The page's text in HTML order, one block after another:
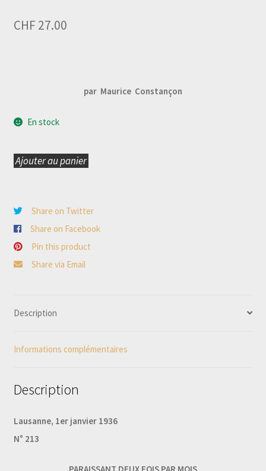
CHF 27.00
par Maurice Constançon
En stock
quantité
ROMAND
La
Vie
du
racontée
un
Ajouter au panier
Share on Twitter
Share on Facebook
Pin this product
Share via Email
Description
Informations complémentaires
Description
Lausanne, 1er janvier 1936
N° 213